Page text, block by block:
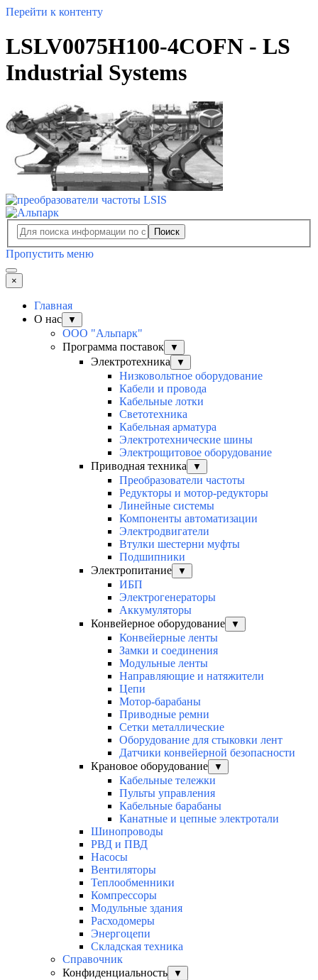
Перейти к контенту
LSLV0075H100-4COFN - LS
Industrial Systems
Поиск
Пропустить меню
×
Главная
О нас
▼
ООО "Альпарк"
Программа поставок
▼
Электротехника ▼
Низковольтное оборудование
Кабели и провода
Кабельные лотки
Светотехника
Кабельная арматура
Электротехнические шины
Электрощитовое оборудование
Приводная техника
▼
Преобразователи частоты
Редукторы и мотор-редукторы
Линейные системы
Компоненты автоматизации
Электродвигатели
Втулки шестерни муфты
Подшипники
Электропитание
▼
ИБП
Электрогенераторы
Аккумуляторы
Конвейерное оборудование
▼
Конвейерные ленты
Замки и соединения
Модульные ленты
Направляющие и натяжители
Цепи
Мотор-барабаны
Приводные ремни
Сетки металлические
Оборудование для стыковки лент
Датчики конвейерной безопасности
Крановое оборудование
▼
Кабельные тележки
Пульты управления
Кабельные барабаны
Канатные и цепные электротали
Шинопроводы
РВД и ПВД
Насосы
Вентиляторы
Теплообменники
Компрессоры
Модульные здания
Расходомеры
Энергоцепи
Складская техника
Справочник
Конфиденциальность
▼